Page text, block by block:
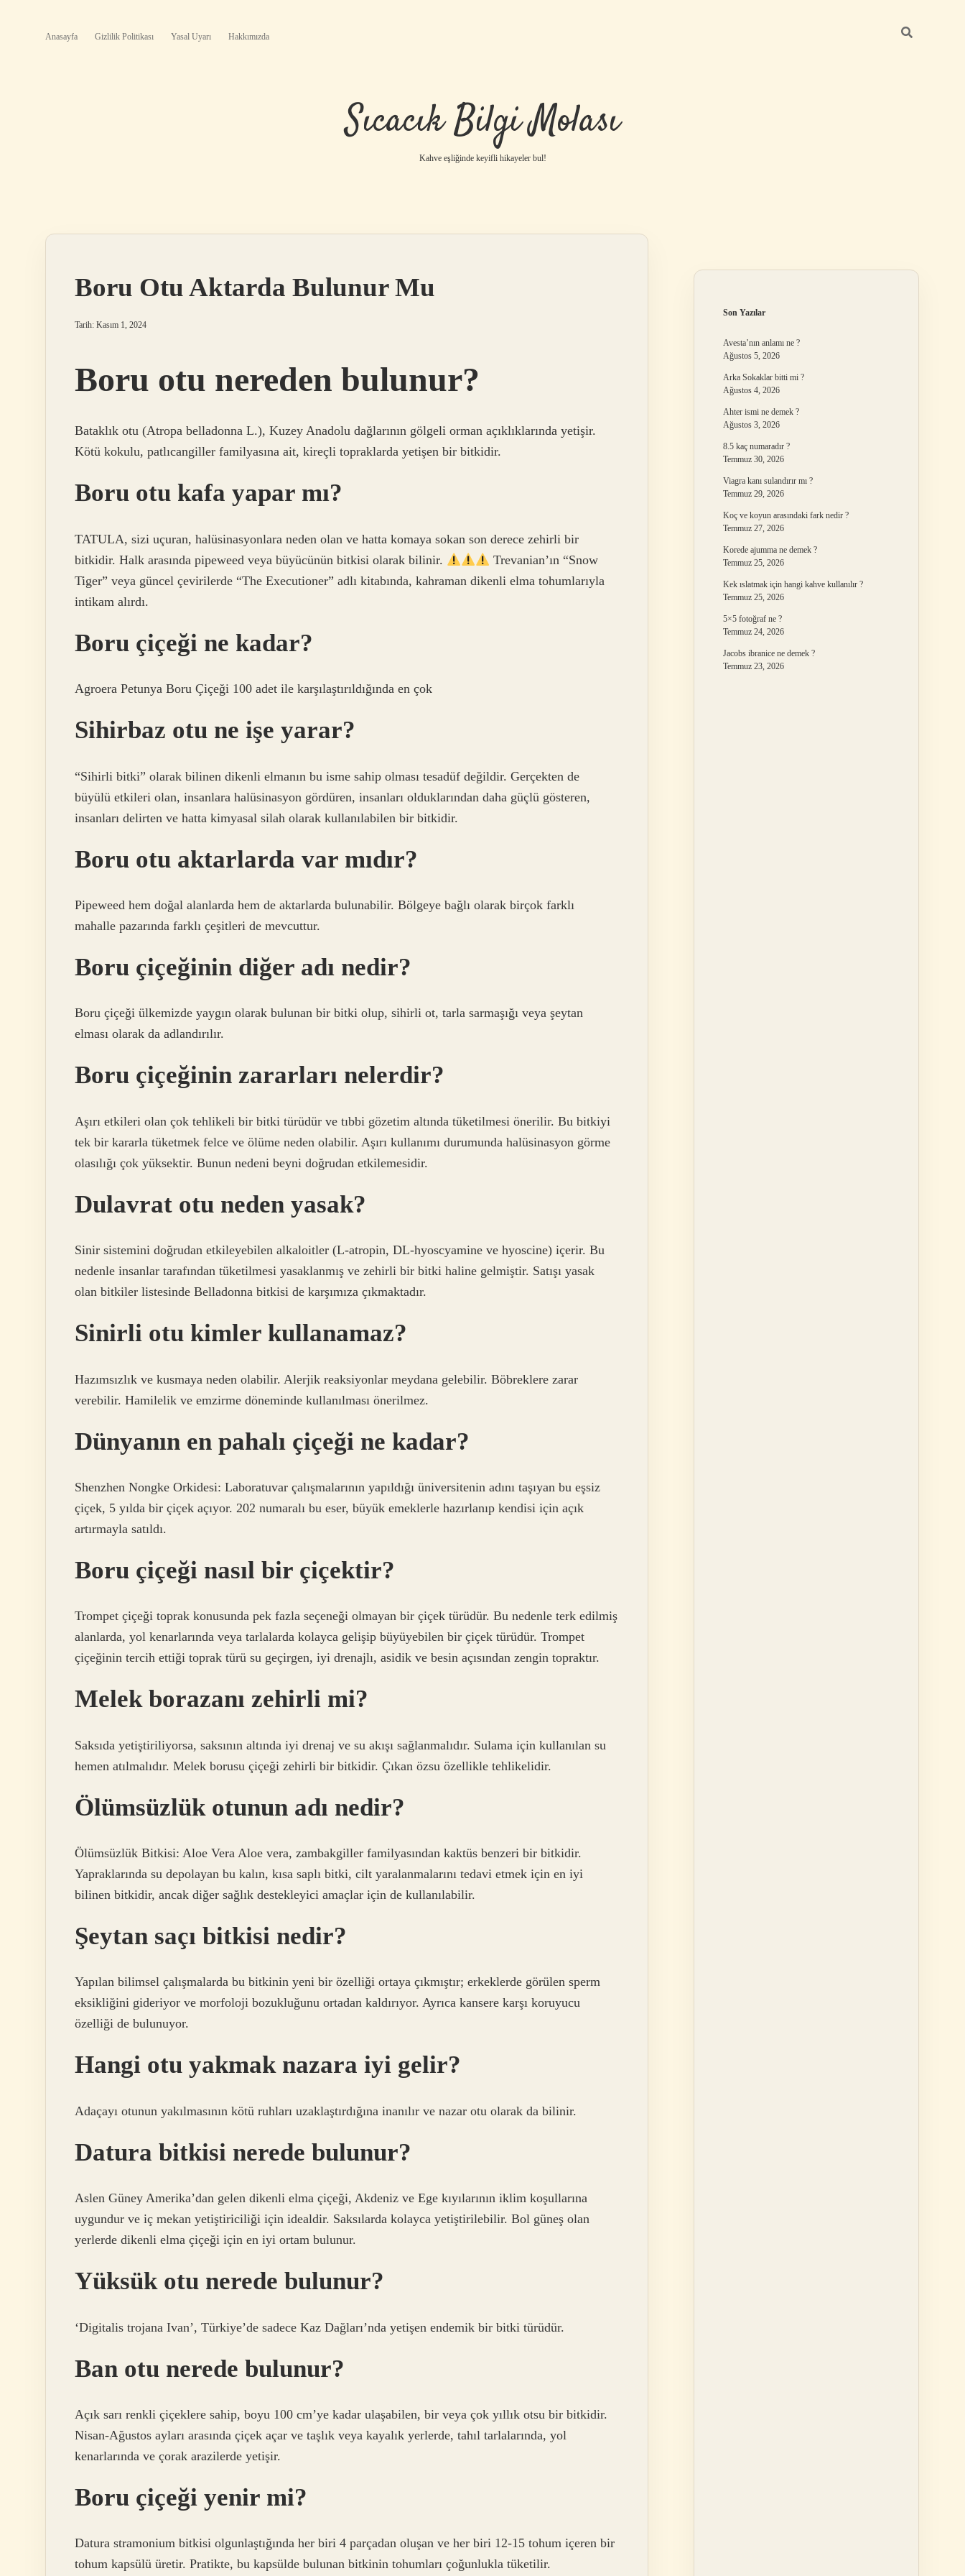
Anasayfa Gizlilik Politikası Yasal Uyarı Hakkımızda
Sıcacık Bilgi Molası
Kahve eşliğinde keyifli hikayeler bul!
Boru Otu Aktarda Bulunur Mu
Tarih: Kasım 1, 2024
Boru otu nereden bulunur?
Bataklık otu (Atropa belladonna L.), Kuzey Anadolu dağlarının gölgeli orman açıklıklarında yetişir.
Kötü kokulu, patlıcangiller familyasına ait, kireçli topraklarda yetişen bir bitkidir.
Boru otu kafa yapar mı?
TATULA, sizi uçuran, halüsinasyonlara neden olan ve hatta komaya sokan son derece zehirli bir
bitkidir. Halk arasında pipeweed veya büyücünün bitkisi olarak bilinir.
Trevanian’ın “Snow
Tiger” veya güncel çevirilerde “The Executioner” adlı kitabında, kahraman dikenli elma tohumlarıyla
intikam alırdı.
Boru çiçeği ne kadar?
Agroera Petunya Boru Çiçeği 100 adet ile karşılaştırıldığında en çok
Sihirbaz otu ne işe yarar?
“Sihirli bitki” olarak bilinen dikenli elmanın bu isme sahip olması tesadüf değildir. Gerçekten de
büyülü etkileri olan, insanlara halüsinasyon gördüren, insanları olduklarından daha güçlü gösteren,
insanları delirten ve hatta kimyasal silah olarak kullanılabilen bir bitkidir.
Boru otu aktarlarda var mıdır?
Pipeweed hem doğal alanlarda hem de aktarlarda bulunabilir. Bölgeye bağlı olarak birçok farklı
mahalle pazarında farklı çeşitleri de mevcuttur.
Boru çiçeğinin diğer adı nedir?
Boru çiçeği ülkemizde yaygın olarak bulunan bir bitki olup, sihirli ot, tarla sarmaşığı veya şeytan
elması olarak da adlandırılır.
Boru çiçeğinin zararları nelerdir?
Aşırı etkileri olan çok tehlikeli bir bitki türüdür ve tıbbi gözetim altında tüketilmesi önerilir. Bu bitkiyi
tek bir kararla tüketmek felce ve ölüme neden olabilir. Aşırı kullanımı durumunda halüsinasyon görme
olasılığı çok yüksektir. Bunun nedeni beyni doğrudan etkilemesidir.
Dulavrat otu neden yasak?
Sinir sistemini doğrudan etkileyebilen alkaloitler (L-atropin, DL-hyoscyamine ve hyoscine) içerir. Bu
nedenle insanlar tarafından tüketilmesi yasaklanmış ve zehirli bir bitki haline gelmiştir. Satışı yasak
olan bitkiler listesinde Belladonna bitkisi de karşımıza çıkmaktadır.
Sinirli otu kimler kullanamaz?
Hazımsızlık ve kusmaya neden olabilir. Alerjik reaksiyonlar meydana gelebilir. Böbreklere zarar
verebilir. Hamilelik ve emzirme döneminde kullanılması önerilmez.
Dünyanın en pahalı çiçeği ne kadar?
Shenzhen Nongke Orkidesi: Laboratuvar çalışmalarının yapıldığı üniversitenin adını taşıyan bu eşsiz
çiçek, 5 yılda bir çiçek açıyor. 202 numaralı bu eser, büyük emeklerle hazırlanıp kendisi için açık
artırmayla satıldı.
Boru çiçeği nasıl bir çiçektir?
Trompet çiçeği toprak konusunda pek fazla seçeneği olmayan bir çiçek türüdür. Bu nedenle terk edilmiş
alanlarda, yol kenarlarında veya tarlalarda kolayca gelişip büyüyebilen bir çiçek türüdür. Trompet
çiçeğinin tercih ettiği toprak türü su geçirgen, iyi drenajlı, asidik ve besin açısından zengin topraktır.
Melek borazanı zehirli mi?
Saksıda yetiştiriliyorsa, saksının altında iyi drenaj ve su akışı sağlanmalıdır. Sulama için kullanılan su
hemen atılmalıdır. Melek borusu çiçeği zehirli bir bitkidir. Çıkan özsu özellikle tehlikelidir.
Ölümsüzlük otunun adı nedir?
Ölümsüzlük Bitkisi: Aloe Vera Aloe vera, zambakgiller familyasından kaktüs benzeri bir bitkidir.
Yapraklarında su depolayan bu kalın, kısa saplı bitki, cilt yaralanmalarını tedavi etmek için en iyi
bilinen bitkidir, ancak diğer sağlık destekleyici amaçlar için de kullanılabilir.
Şeytan saçı bitkisi nedir?
Yapılan bilimsel çalışmalarda bu bitkinin yeni bir özelliği ortaya çıkmıştır; erkeklerde görülen sperm
eksikliğini gideriyor ve morfoloji bozukluğunu ortadan kaldırıyor. Ayrıca kansere karşı koruyucu
özelliği de bulunuyor.
Hangi otu yakmak nazara iyi gelir?
Adaçayı otunun yakılmasının kötü ruhları uzaklaştırdığına inanılır ve nazar otu olarak da bilinir.
Datura bitkisi nerede bulunur?
Aslen Güney Amerika’dan gelen dikenli elma çiçeği, Akdeniz ve Ege kıyılarının iklim koşullarına
uygundur ve iç mekan yetiştiriciliği için idealdir. Saksılarda kolayca yetiştirilebilir. Bol güneş olan
yerlerde dikenli elma çiçeği için en iyi ortam bulunur.
Yüksük otu nerede bulunur?
‘Digitalis trojana Ivan’, Türkiye’de sadece Kaz Dağları’nda yetişen endemik bir bitki türüdür.
Ban otu nerede bulunur?
Açık sarı renkli çiçeklere sahip, boyu 100 cm’ye kadar ulaşabilen, bir veya çok yıllık otsu bir bitkidir.
Nisan-Ağustos ayları arasında çiçek açar ve taşlık veya kayalık yerlerde, tahıl tarlalarında, yol
kenarlarında ve çorak arazilerde yetişir.
Boru çiçeği yenir mi?
Datura stramonium bitkisi olgunlaştığında her biri 4 parçadan oluşan ve her biri 12-15 tohum içeren bir
tohum kapsülü üretir. Pratikte, bu kapsülde bulunan bitkinin tohumları çoğunlukla tüketilir.
Son Yazılar
Avesta’nın anlamı ne ?
Ağustos 5, 2026
Arka Sokaklar bitti mi ?
Ağustos 4, 2026
Ahter ismi ne demek ?
Ağustos 3, 2026
8.5 kaç numaradır ?
Temmuz 30, 2026
Viagra kanı sulandırır mı ?
Temmuz 29, 2026
Koç ve koyun arasındaki fark nedir ?
Temmuz 27, 2026
Korede ajumma ne demek ?
Temmuz 25, 2026
Kek ıslatmak için hangi kahve kullanılır ?
Temmuz 25, 2026
5×5 fotoğraf ne ?
Temmuz 24, 2026
Jacobs ibranice ne demek ?
Temmuz 23, 2026